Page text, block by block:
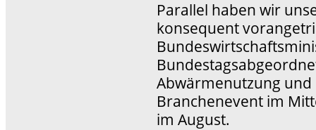
Parallel haben wir
konsequent
Abwärmenutzung
Branchenevent im
im August.